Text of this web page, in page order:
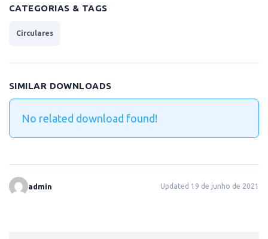
CATEGORIAS & TAGS
Circulares
SIMILAR DOWNLOADS
No related download found!
admin Updated 19 de junho de 2021